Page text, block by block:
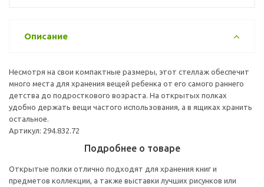
Описание
Несмотря на свои компактные размеры, этот стеллаж обеспечит
много места для хранения вещей ребенка от его самого раннего
детства до подросткового возраста. На открытых полках
удобно держать вещи частого использования, а в ящиках хранить
остальное.
Артикул: 294.832.72
Подробнее о товаре
Открытые полки отлично подходят для хранения книг и
предметов коллекции, а также выставки лучших рисунков или